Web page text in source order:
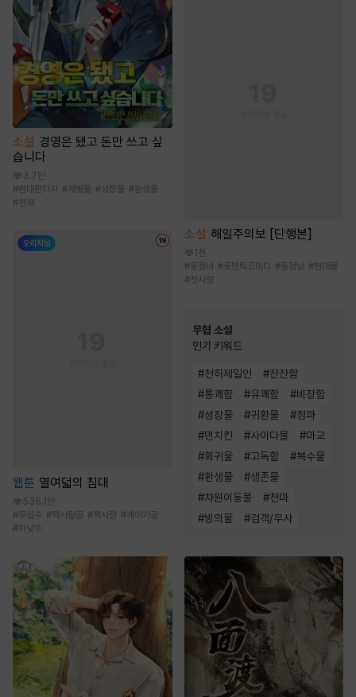
소설 경영은 됐고 돈만 쓰고 싶
습니다
3.7만
#현대판타지 # 재벌물 #성장물 # 환생물
#천재
웹툰 열여덟의 침대
536.1만
#무심수 #짝사랑공 #짝사랑 # 개아가공
#자낮수
소설 해일주의보 [단행본]
1천
#동정녀 #로맨틱코미디 #동정남 #현대물
#첫사랑
무협 소설
인기 키워드
#천하제일인 #잔잔함
#통쾌함 #유쾌함 #비장함
#성장물 #귀환물 #정파
#먼치킨 #사이다물 #마교
#회귀물 #고독함 #복수물
#환생물 #생존물
#차원이동물 #천마
#빙의물 #검객/무사